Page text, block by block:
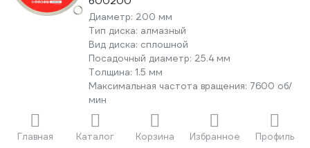
Главная Каталог Корзина Избранное Профиль
Диаметр: 200 мм
Тип диска: алмазный
Вид диска: сплошной
Посадочный диаметр: 25.4 мм
Толщина: 1.5 мм
Максимальная частота вращения: 7600 об/
мин
Количество в упаковке:
1 шт
Тип:
по керамике, кафелю